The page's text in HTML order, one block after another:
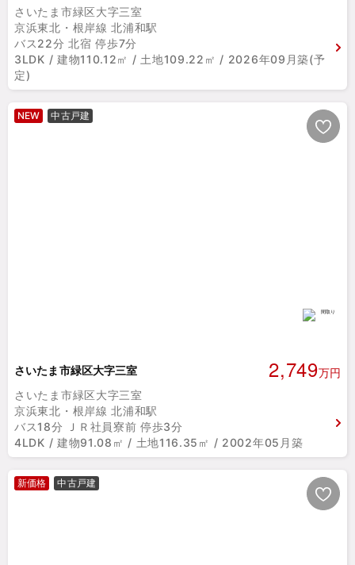
さいたま市緑区大字三室
京浜東北・根岸線 北浦和駅
バス22分 北宿 停歩7分
3LDK / 建物110.12㎡ / 土地109.22㎡ / 2026年09月築(予
定)
NEW 中古戸建
さいたま市緑区大字三室 2,749万円
さいたま市緑区大字三室
京浜東北・根岸線 北浦和駅
バス18分 ＪＲ社員寮前 停歩3分
4LDK / 建物91.08㎡ / 土地116.35㎡ / 2002年05月築
新価格 中古戸建